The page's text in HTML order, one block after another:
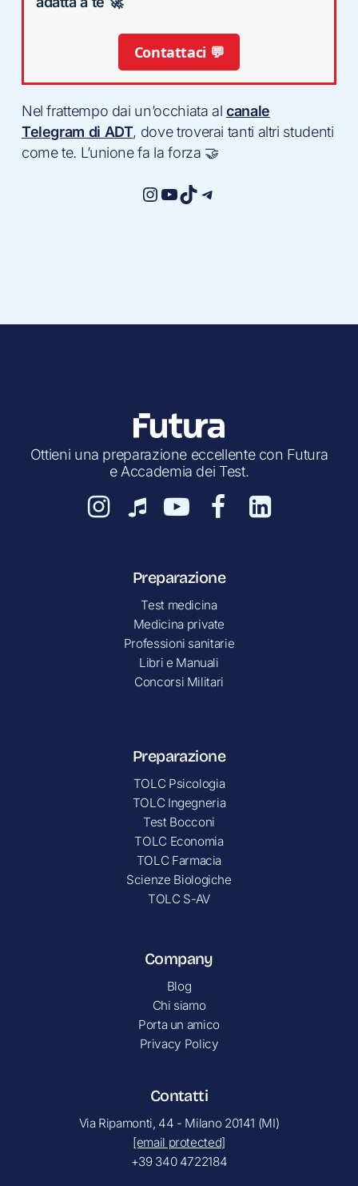
Contattaci 💬
Nel frattempo dai un’occhiata al canale
Telegram di ADT, dove troverai tanti altri studenti
come te. L’unione fa la forza 🤝
Instagram
YouTube
TikTok
Telegram
Ottieni una preparazione eccellente con Futura
e Accademia dei Test.
Preparazione
Test medicina
Medicina private
Professioni sanitarie
Libri e Manuali
Concorsi Militari
Preparazione
TOLC Psicologia
TOLC Ingegneria
Test Bocconi
TOLC Economia
TOLC Farmacia
Scienze Biologiche
TOLC S-AV
Company
Blog
Chi siamo
Porta un amico
Privacy Policy
Contatti
Via Ripamonti, 44 - Milano 20141 (MI)
[email protected]
+39 340 4722184